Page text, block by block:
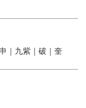
申｜九紫｜破｜奎